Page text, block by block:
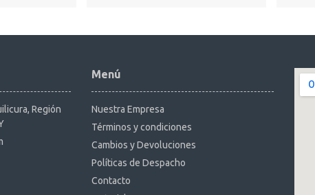
Región
Menú
Nuestra Empresa
Términos y condiciones
Cambios y Devoluciones
Políticas de Despacho
Contacto